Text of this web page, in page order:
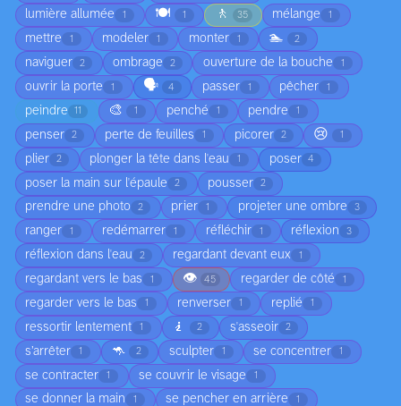
lumière allumée 1 🍽️ 1 🚶 35 mélange 1
mettre 1 modeler 1 monter 1 🏊 2
naviguer 2 ombrage 2 ouverture de la bouche 1
ouvrir la porte 1 🗣️ 4 passer 1 pêcher 1
peindre 11 🎨 1 penché 1 pendre 1
penser 2 perte de feuilles 1 picorer 2 😢 1
plier 2 plonger la tête dans l'eau 1 poser 4
poser la main sur l'épaule 2 pousser 2
prendre une photo 2 prier 1 projeter une ombre 3
ranger 1 redémarrer 1 réfléchir 1 réflexion 3
réflexion dans l'eau 2 regardant devant eux 1
regardant vers le bas 1 👁️ 45 regarder de côté 1
regarder vers le bas 1 renverser 1 replié 1
ressortir lentement 1 🧎 2 s'asseoir 2
s’arrêter 1 🦘 2 sculpter 1 se concentrer 1
se contracter 1 se couvrir le visage 1
se donner la main 1 se pencher en arrière 1